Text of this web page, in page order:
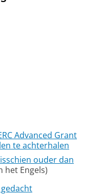
Advanced Grant
te achterhalen
ouder dan
het Engels)